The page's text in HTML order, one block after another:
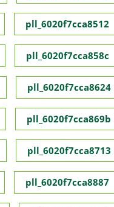
pll_6020f7cca8512
pll_6020f7cca858c
pll_6020f7cca8624
pll_6020f7cca869b
pll_6020f7cca8713
pll_6020f7cca8887